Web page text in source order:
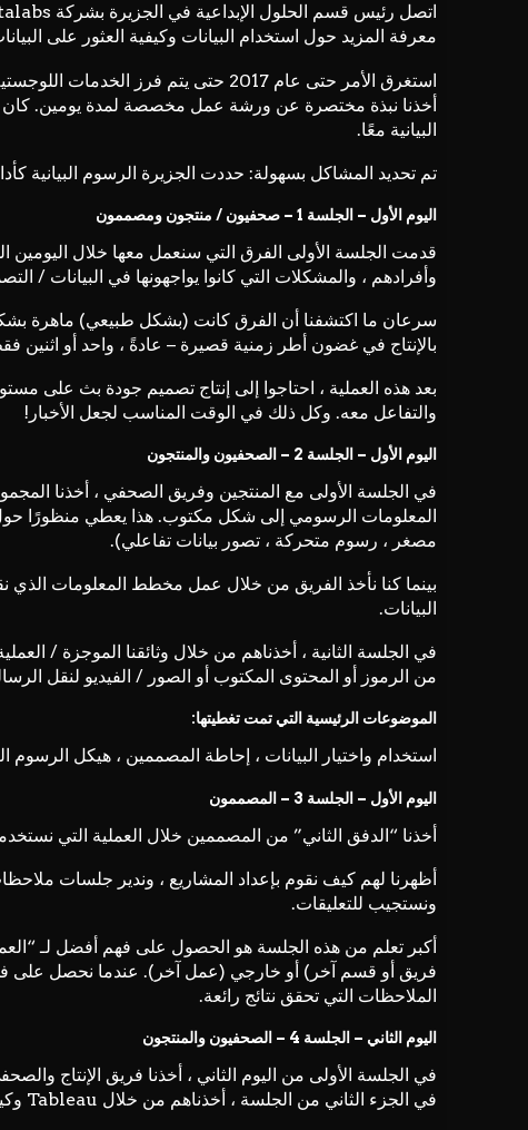
اتصل رئيس قسم الحلول الإبداعية في الجزيرة بشركة Datalabs في عام 2015 لمعرفة ما إذا كان بإمكاننا تنظيم
معرفة المزيد حول استخدام البيانات وكيفية العثور على
أخذنا نبذة مختصرة عن ورشة عمل مخصصة لمدة يومين.
البيانية معًا.
تم تحديد المشاكل بسهولة: حددت الجزيرة الرسوم البيانية
اليوم الأول – الجلسة 1 – صحفيون / منتجون ومصممون
قدمت الجلسة الأولى الفرق التي سنعمل معها خلال اليومين
وأفرادهم ، والمشكلات التي كانوا يواجهونها في البيانات /
سرعان ما اكتشفنا أن الفرق كانت (بشكل طبيعي) ماهرة
بالإنتاج في غضون أطر زمنية قصيرة – عادةً ، واحد أو اثنين فقط
بعد هذه العملية ، احتاجوا إلى إنتاج تصميم جودة بث على
والتفاعل معه. وكل ذلك في الوقت المناسب لجعل الأخبار!
اليوم الأول – الجلسة 2 – الصحفيون والمنتجون
في الجلسة الأولى مع المنتجين وفريق الصحفي ، أخذنا
المعلومات الرسومي إلى شكل مكتوب. هذا يعطي منظورًا حول
مصغر ، رسوم متحركة ، تصور بيانات تفاعلي).
بينما كنا نأخذ الفريق من خلال عمل مخطط المعلومات الذي
البيانات.
في الجلسة الثانية ، أخذناهم من خلال وثائقنا الموجزة /
من الرموز أو المحتوى المكتوب أو الصور / الفيديو لنقل
الموضوعات الرئيسية التي تمت تغطيتها:
استخدام واختيار البيانات ، إحاطة المصممين ، هيكل الرسوم
اليوم الأول – الجلسة 3 – المصممون
أخذنا “الدفق الثاني” من المصممين خلال العملية التي
أظهرنا لهم كيف نقوم بإعداد المشاريع ، وندير جلسات
ونستجيب للتعليقات.
أكبر تعلم من هذه الجلسة هو الحصول على فهم أفضل لـ
فريق أو قسم آخر) أو خارجي (عمل آخر). عندما نحصل على
الملاحظات التي تحقق نتائج رائعة.
اليوم الثاني – الجلسة 4 – الصحفيون والمنتجون
في الجلسة الأولى من اليوم الثاني ، أخذنا فريق الإنتاج
في الجزء الثاني من الجلسة ، أخذناهم من خلال Tableau وكيف نستخدمه لتشكيل أساس القصص وتطهير البيانات وكيف نستخدمها للبحث عن القصص.